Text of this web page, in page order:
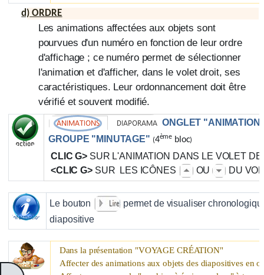
d) ORDRE
Les animations affectées aux objets sont
pourvues d'un numéro en fonction de leur ordre
d'affichage ; ce numéro permet de sélectionner
l'animation et d'afficher, dans le volet droit, ses
caractéristiques. Leur ordonnancement doit être
vérifié et souvent modifié.
ONGLET
GROUPE "MINUTAGE" (4ème bloc)
CLIC G> SUR L'ANIMATION DANS LE VOLET
<CLIC G>SUR LES ICÔNES OU DU
Le bouton
permet de visualiser
diapositive
Dans la présentation "VOYAGE CRÉATION"
Affecter des animations aux objets des diapositives en